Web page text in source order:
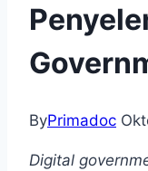
ByPrimadoc
Digital